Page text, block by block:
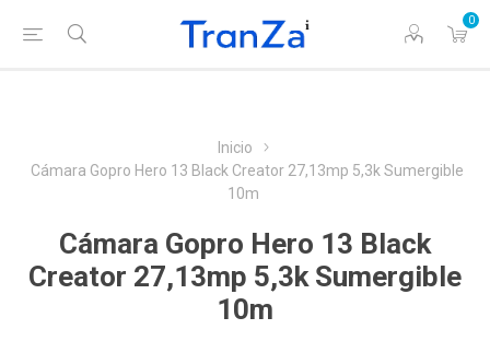
0
Inicio
Cámara Gopro Hero 13 Black Creator 27,13mp 5,3k Sumergible
10m
Cámara Gopro Hero 13 Black
Creator 27,13mp 5,3k Sumergible
10m